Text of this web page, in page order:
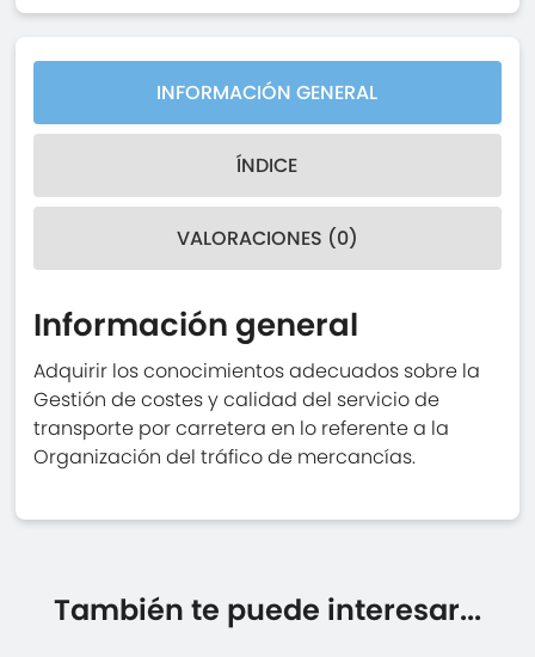
INFORMACIÓN GENERAL
ÍNDICE
VALORACIONES (0)
Información general
Adquirir los conocimientos adecuados sobre la
Gestión de costes y calidad del servicio de
transporte por carretera en lo referente a la
Organización del tráfico de mercancías.
También te puede interesar...